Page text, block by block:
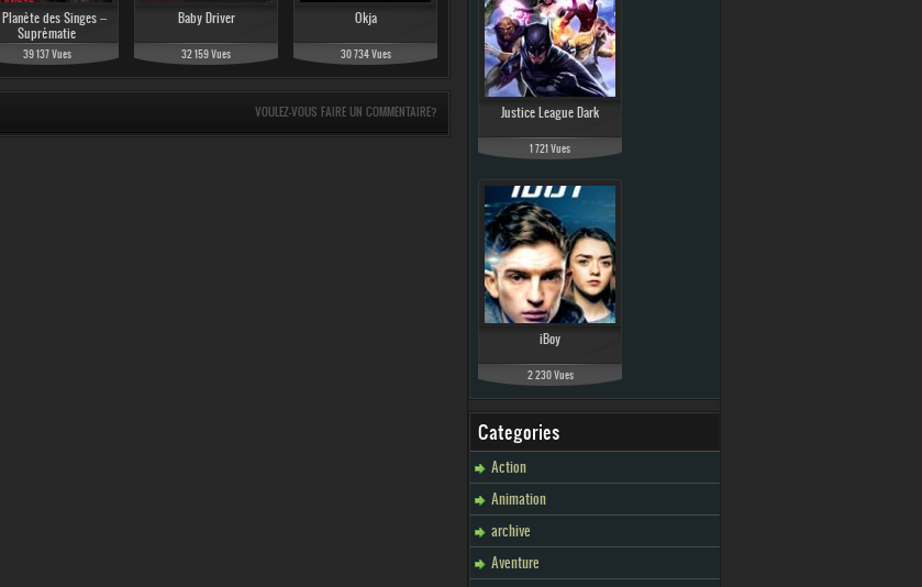
Planète des Singes –
Suprématie
39 137 Vues
Baby Driver
32 159 Vues
Okja
30 734 Vues
VOULEZ-VOUS FAIRE UN COMMENTAIRE? Justice League Dark
1 721 Vues
iBoy
2 230 Vues
Categories
Action
Animation
archive
Aventure